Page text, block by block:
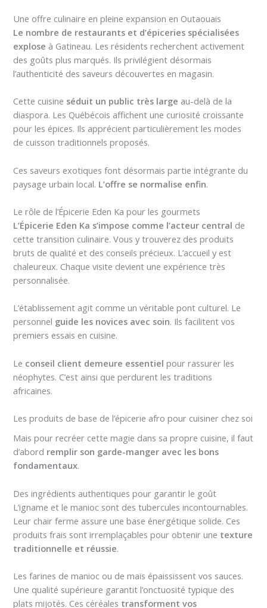
Une offre culinaire en pleine expansion en Outaouais
Le nombre de restaurants et d’épiceries spécialisées
explose à Gatineau. Les résidents recherchent activement
des goûts plus marqués. Ils privilégient désormais
l’authenticité des saveurs découvertes en magasin.
Cette cuisine séduit un public très large au-delà de la
diaspora. Les Québécois affichent une curiosité croissante
pour les épices. Ils apprécient particulièrement les modes
de cuisson traditionnels proposés.
Ces saveurs exotiques font désormais partie intégrante du
paysage urbain local. L’offre se normalise enfin.
Le rôle de l’Épicerie Eden Ka pour les gourmets
L’Épicerie Eden Ka s’impose comme l’acteur central de
cette transition culinaire. Vous y trouverez des produits
bruts de qualité et des conseils précieux. L’accueil y est
chaleureux. Chaque visite devient une expérience très
personnalisée.
L’établissement agit comme un véritable pont culturel. Le
personnel guide les novices avec soin. Ils facilitent vos
premiers essais en cuisine.
Le conseil client demeure essentiel pour rassurer les
néophytes. C’est ainsi que perdurent les traditions
africaines.
Les produits de base de l’épicerie afro pour cuisiner chez soi
Mais pour recréer cette magie dans sa propre cuisine, il faut
d’abord remplir son garde-manger avec les bons
fondamentaux.
Des ingrédients authentiques pour garantir le goût
L’igname et le manioc sont des tubercules incontournables.
Leur chair ferme assure une base énergétique solide. Ces
produits frais sont irremplaçables pour obtenir une texture
traditionnelle et réussie.
Les farines de manioc ou de maïs épaississent vos sauces.
Une qualité supérieure garantit l’onctuosité typique des
plats mijotés. Ces céréales transforment vos